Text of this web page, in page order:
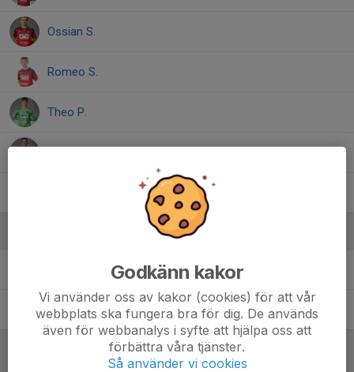
Ossian S.
Romeo S.
Theo P.
Fabian KroksmarkTränare
Niclas ErikssonTränare
Godkänn kakor
Vi använder oss av kakor (cookies) för att vår
webbplats ska fungera bra för dig. De används
även för webbanalys i syfte att hjälpa oss att
förbättra våra tjänster.
Så använder vi cookies